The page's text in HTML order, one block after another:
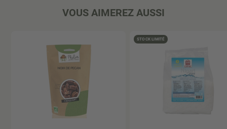
VOUS AIMEREZ AUSSI
STOCK LIMITÉ